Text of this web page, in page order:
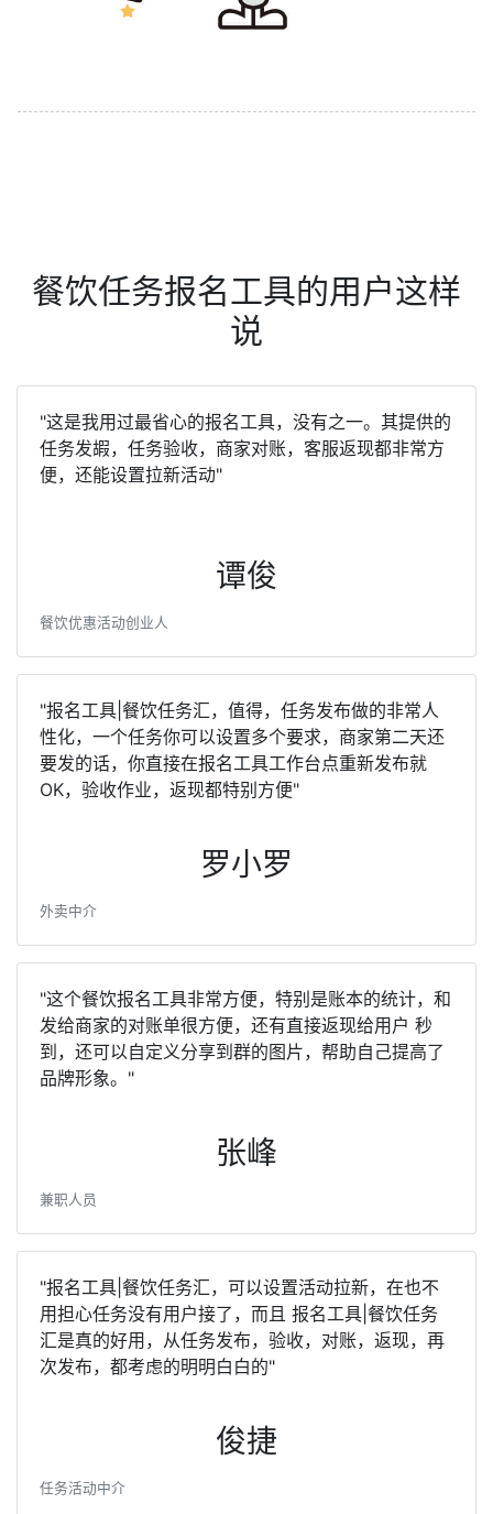
餐饮任务报名工具的用户这样
说
"这是我用过最省心的报名工具，没有之一。其提供的
任务发嘏，任务验收，商家对账，客服返现都非常方
便，还能设置拉新活动"
谭俊
餐饮优惠活动创业人
"报名工具|餐饮任务汇，值得，任务发布做的非常人
性化，一个任务你可以设置多个要求，商家第二天还
要发的话，你直接在报名工具工作台点重新发布就
OK，验收作业，返现都特别方便"
罗小罗
外卖中介
"这个餐饮报名工具非常方便，特别是账本的统计，和
发给商家的对账单很方便，还有直接返现给用户 秒
到，还可以自定义分享到群的图片，帮助自己提高了
品牌形象。"
张峰
兼职人员
"报名工具|餐饮任务汇，可以设置活动拉新，在也不
用担心任务没有用户接了，而且 报名工具|餐饮任务
汇是真的好用，从任务发布，验收，对账，返现，再
次发布，都考虑的明明白白的"
俊捷
任务活动中介